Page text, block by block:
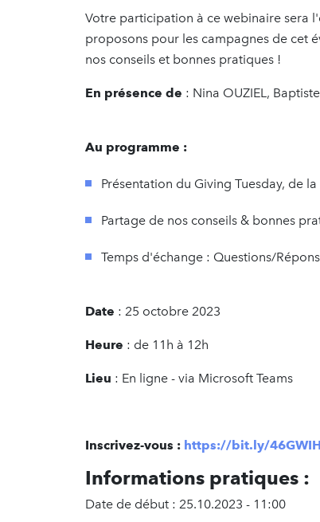
Votre participation à ce webinaire sera
proposons pour les campagnes de cet
nos conseils et bonnes pratiques !
En présence de : Nina OUZIEL,
Au programme :
Présentation du Giving Tuesday, de
Partage de nos conseils & bonnes
Temps d'échange : Questions/
Date : 25 octobre 2023
Heure : de 11h à 12h
Lieu : En ligne - via Microsoft Teams
Inscrivez-vous : https://bit.ly/
Informations pratiques :
Date de début : 25.10.2023 - 11:00